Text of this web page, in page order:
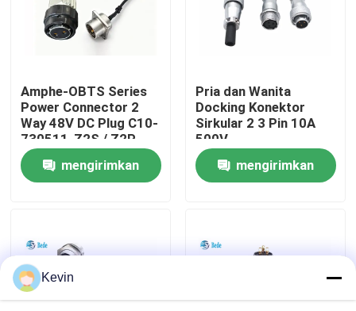
Hubungi kami
Berita
Quote request suatu
Konektor Penerbangan GX
Amphe-OBTS Series
Power Connector 2
Way 48V DC Plug C10-
730511-Z2S / Z2P
Untuk Cell Tower
mengirimkan
Pria dan Wanita
Docking Konektor
Sirkular 2 3 Pin 10A
500V
mengirimkan
Kevin